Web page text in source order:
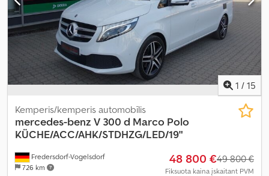
1 / 15
Fredersdorf-Vogelsdorf
726 km
Kemperis/kemperis automobīlis
mercedes-benz V 300 d Marco Polo
KÜCHE/ACC/AHK/STDHZG/LED/19"
48 800 €49 800 €
Fiksuota kaina įskaitant PVM